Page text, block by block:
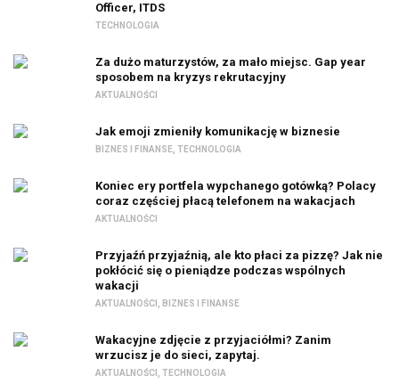
Officer, ITDS
TECHNOLOGIA
Za dużo maturzystów, za mało miejsc. Gap year
sposobem na kryzys rekrutacyjny
AKTUALNOŚCI
Jak emoji zmieniły komunikację w biznesie
BIZNES I FINANSE TECHNOLOGIA
Koniec ery portfela wypchanego gotówką? Polacy
coraz częściej płacą telefonem na wakacjach
AKTUALNOŚCI
Przyjaźń przyjaźnią, ale kto płaci za pizzę? Jak nie
pokłócić się o pieniądze podczas wspólnych
wakacji
AKTUALNOŚCI BIZNES I FINANSE
Wakacyjne zdjęcie z przyjaciółmi? Zanim
wrzucisz je do sieci, zapytaj.
AKTUALNOŚCI TECHNOLOGIA